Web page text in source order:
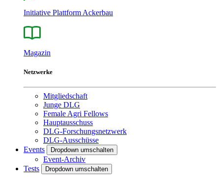
Initiative Plattform Ackerbau
Magazin
Netzwerke
Mitgliedschaft
Junge DLG
Female Agri Fellows
Hauptausschuss
DLG-Forschungsnetzwerk
DLG-Ausschüsse
Events
Dropdown umschalten
Event-Archiv
Tests
Dropdown umschalten